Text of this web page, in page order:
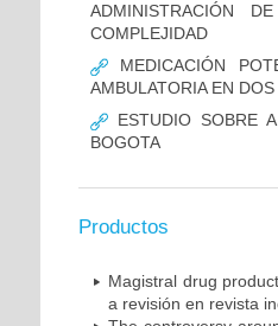
ADMINISTRACIÓN
COMPLEJIDAD
MEDICACIÓN
AMBULATORIA EN
ESTUDIO SOBRE
BOGOTA
Productos
Magistral drug
a revisión en revista